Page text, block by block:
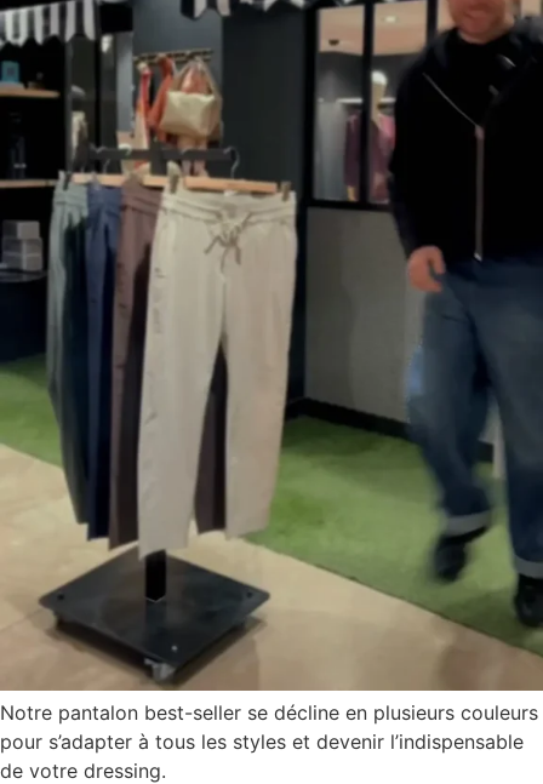
Notre pantalon best-seller se décline en plusieurs couleurs
pour s’adapter à tous les styles et devenir l’indispensable
de votre dressing.